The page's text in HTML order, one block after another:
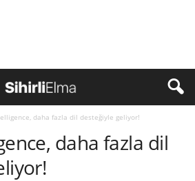
daha fazla dil desteğiyle geliyor!
daha fazla dil